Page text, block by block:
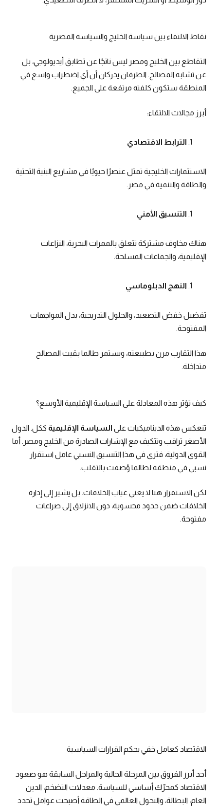
نقاط الالتقاء بين سياسة الخليج والسياسة المصرية
التقاطع بين الخليج ومصر ليس ناتجًا عن تطابق أيديولوجي، بل
عن تشابه المصالح. الطرفان يدركان أن أي اضطراب واسع في
المنطقة ستكون كلفته مرتفعة على الجميع.
أبرز مجالات الالتقاء:
الترابط الاقتصادي
الاستثمارات الخليجية تمثل عنصرًا حيويًا في مشاريع البنية التحتية
والطاقة والتنمية في مصر.
التنسيق الأمني
هناك مخاوف مشتركة تتعلق بالممرات البحرية، النزاعات
الإقليمية، والجماعات المسلحة.
النهج الدبلوماسي
تفضيل خفض التصعيد، والحلول التدريجية، بدل المواجهات
المفتوحة.
هذا التقارب مرن بطبيعته، ويستمر طالما بقيت المصالح
متداخلة.
كيف تؤثر هذه المعادلة على السياسة الإقليمية الأوسع؟
تنعكس هذه الديناميكيات على السياسة الإقليمية ككل. الدول
الأصغر تراقب وتتكيف مع الإشارات الصادرة من الخليج ومصر. أما
القوى الدولية، فترى في هذا التنسيق النسبي عامل استقرار
نسبي في منطقة لطالما وُصفت بالتقلب.
لكن الاستقرار هنا لا يعني غياب الخلافات. بل يشير إلى إدارة
الخلافات ضمن حدود محسوبة، دون الانزلاق إلى صراعات
مفتوحة.
الاقتصاد كعامل خفي يحكم القرارات السياسية
أحد أبرز الفروق بين المرحلة الحالية والمراحل السابقة هو صعود
الاقتصاد كمحرّك أساسي للسياسة. معدلات التضخم، الدين
العام، البطالة، والتحول العالمي في الطاقة أصبحت عوامل تحدد